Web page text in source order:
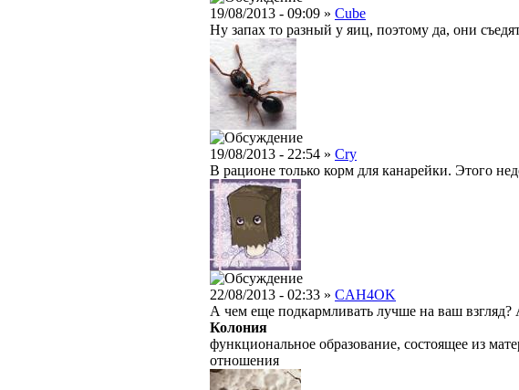
19/08/2013 - 09:09 » Cube
Ну запах то разный у яиц, поэтому да, они
19/08/2013 - 22:54 » Cry
В рационе только корм для канарейки. Этого
22/08/2013 - 02:33 » CAH4OK
А чем еще подкармливать лучше на ваш взгляд?
Колония
функциональное образование, состоящее из
отношения